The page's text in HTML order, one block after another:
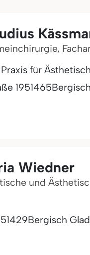
für
1951465
Wiedner
und
51429Bergisch